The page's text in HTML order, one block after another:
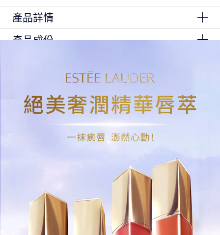
產品詳情
水轉霧質地，營造霧裡透光美唇
上妝即保養 #癒唇精華
全天輕盈潤澤
產品成份
Isododecane, Polybutene, Dimethiconol, Phenyl
Trimethicone, Polyglyceryl-2 Triisostearate,
Diisostearyl Malate, Lauryl Polyglyceryl-3
Polydimethylsiloxyethyl Dimethicone, Microcrystalline
Wax\Cera Microcristallina\Cire Microcristalline,
Disteardimonium Hectorite, Sorbitan Isostearate, Pca
Dimethicone, Tocopherol, Ethylhexyl Palmitate,
Polyglyceryl-2 Diisostearate, Polyglyceryl-3
Propylene Carbonate, Isopropyl Myristate, Isostearic
Acid, Fragrance (Parfum), Bht, Dehydroacetic Acid,
[+/- Titanium Dioxide (Ci 77891), Iron Oxides (Ci
77491), Iron Oxides (Ci 77492), Iron Oxides (Ci
77499), Blue 1 Lake (Ci 42090), Red 7 Lake (Ci
15850), Red 28 Lake (Ci 45410), Red 33 Lake (Ci
17200), Yellow 5 Lake (Ci 19140), Yellow 6 Lake (Ci
15985)] <ILN52910>